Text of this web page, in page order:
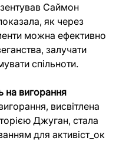
Саймон
як через
можна ефективно
залучати
спільноти.
на вигорання
висвітлена
Джуган, стала
для активіст_ок